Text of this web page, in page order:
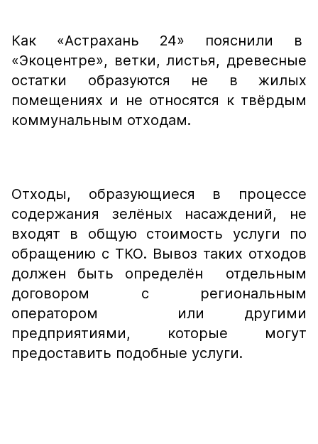
Как «Астрахань 24» пояснили в
«Экоцентре», ветки, листья, древесные
остатки образуются не в жилых
помещениях и не относятся к твёрдым
коммунальным отходам.
Отходы, образующиеся в процессе
содержания зелёных насаждений, не
входят в общую стоимость услуги по
обращению с ТКО. Вывоз таких отходов
должен быть определён отдельным
договором с региональным
оператором или другими
предприятиями, которые могут
предоставить подобные услуги.